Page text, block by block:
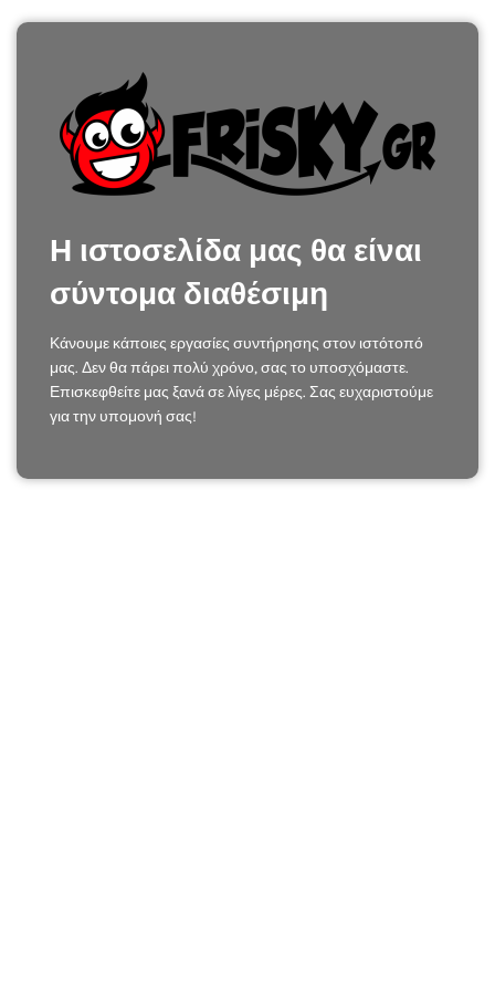
Η ιστοσελίδα μας θα είναι
σύντομα διαθέσιμη
Κάνουμε κάποιες εργασίες συντήρησης στον ιστότοπό
μας. Δεν θα πάρει πολύ χρόνο, σας το υποσχόμαστε.
Επισκεφθείτε μας ξανά σε λίγες μέρες. Σας ευχαριστούμε
για την υπομονή σας!